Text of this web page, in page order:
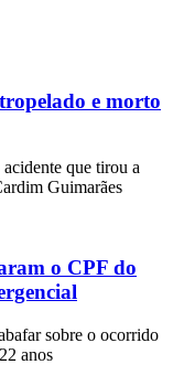
e morto
que tirou a
Guimarães
o CPF do
sobre o ocorrido
anos